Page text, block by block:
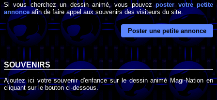
Si vous cherchez un dessin animé, vous pouvezposter votre petite
annonce afin de faire appel aux souvenirs des visiteurs du site.
Poster une petite annonce
SOUVENIRS
Ajoutez ici votre souvenir d'enfance sur le dessin animé Magi-Nation en
cliquant sur le bouton ci-dessous.